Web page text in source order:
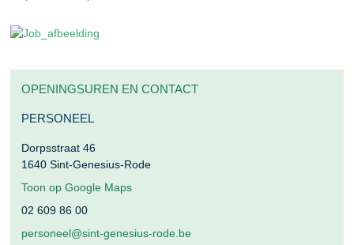
OPENINGSUREN EN CONTACT
PERSONEEL
Dorpsstraat 46
1640 Sint-Genesius-Rode
Toon op Google Maps
02 609 86 00
personeel@sint-genesius-rode.be